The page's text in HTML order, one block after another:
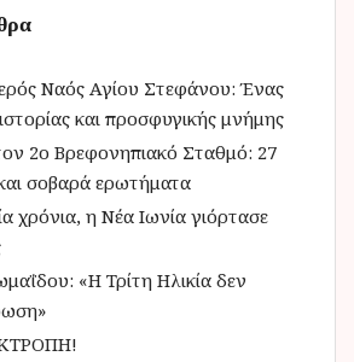
Ναός Αγίου Στεφάνου: Ένας
και προσφυγικής μνήμης
2ο Βρεφονηπιακό Σταθμό: 27
σοβαρά ερωτήματα
χρόνια, η Νέα Ιωνία γιόρτασε
«Η Τρίτη Ηλικία δεν